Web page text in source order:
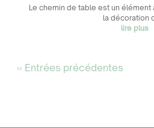
Le chemin de table est un
la décoration
lire plus
« Entrées précédentes